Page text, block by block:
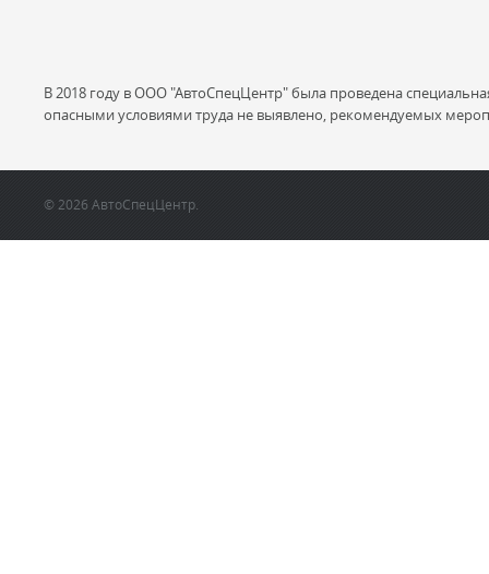
В 2018 году в ООО "АвтоСпецЦентр" была проведена
опасными условиями труда не выявлено, рекомендуемых
© 2026 АвтоСпецЦентр.